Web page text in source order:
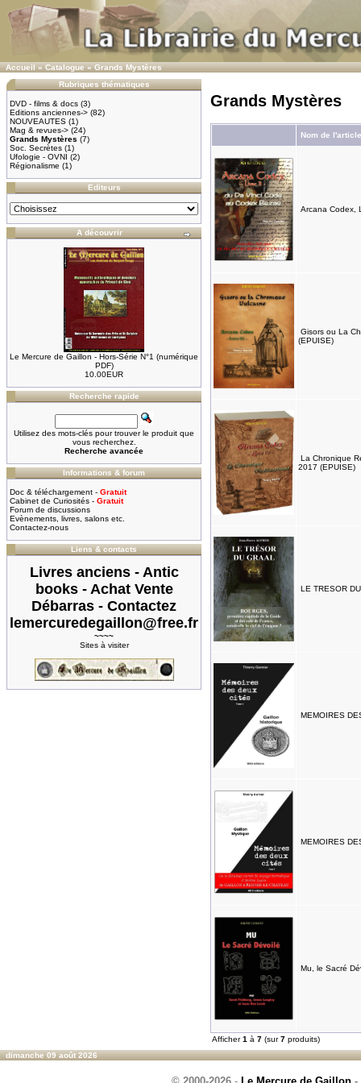
Accueil»Catalogue»Grands Mystères
Rubriques thématiques
DVD - films & docs (3)
Editions anciennes-> (82)
NOUVEAUTES (1)
Mag & revues-> (24)
Grands Mystères (7)
Soc. Secrètes (1)
Ufologie - OVNI (2)
Régionalisme (1)
Editeurs
A découvrir
Le Mercure de Gaillon - Hors-Série N°1 (numérique
PDF)
10.00EUR
Recherche rapide
Utilisez des mots-clés pour trouver le produit que
vous recherchez.
Recherche avancée
Informations & forum
Doc & téléchargement - Gratuit
Cabinet de Curiosités - Gratuit
Forum de discussions
Evènements, livres, salons etc.
Contactez-nous
Liens & contacts
Livres anciens - Antic
books - Achat Vente
Débarras - Contactez
lemercuredegaillon@free.fr
~~~~
Sites à visiter
Grands Mystères
Nom de
Arcana Codex,
Gisors ou La
(EPUISE)
La Chronique
2017 (EPUISE)
LE TRESOR
MEMOIRES
MEMOIRES
Mu, le Sacré
Afficher1 à 7 (sur7 produits)
dimanche 09 août 2026